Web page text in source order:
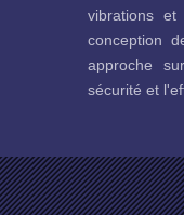
vibrations
conception
approche
sécurité et